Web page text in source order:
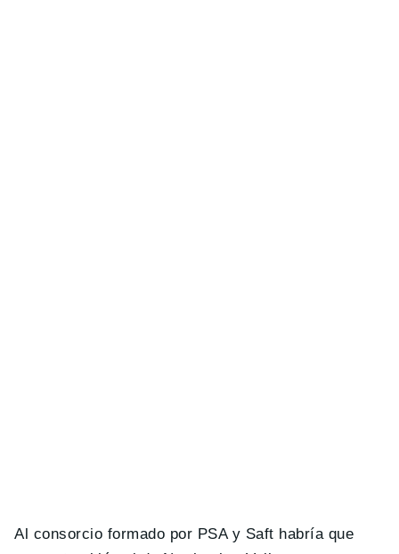
Al consorcio formado por PSA y Saft habría que